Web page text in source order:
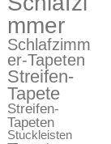
mmer
Schlafzimm
er-Tapeten
Streifen-
Tapete
Streifen-
Tapeten
Stuckleisten